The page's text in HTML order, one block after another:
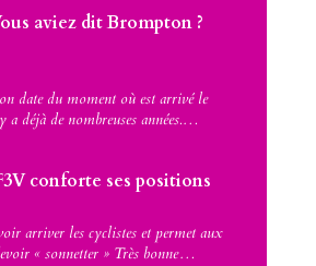
aviez dit Brompton ?
date du moment où est arrivé le
a déjà de nombreuses années.…
conforte ses positions
arriver les cyclistes et permet aux
« sonnetter » Très bonne…